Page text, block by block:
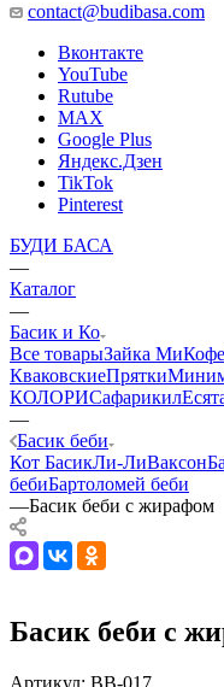
contact@budibasa.com
Вконтакте
YouTube
Rutube
MAX
Google Plus
Яндекс.Дзен
TikTok
Pinterest
БУДИ БАСА
—
Каталог
—
Басик и Ко
Все товарыЗайка Ми
КваковскиеПрятки
КОЛОРИСафарики
—
Басик беби
Кот БасикЛи-ЛиВаксон
бебиБартоломей беби
—Басик беби с жирафом
Басик беби с
Артикул: BB-017